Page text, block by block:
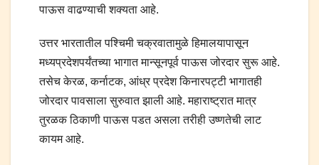
पाऊस वाढण्याची शक्यता आहे.
उत्तर भारतातील पश्चिमी चक्रवातामुळे हिमालयापासून
मध्यप्रदेशपर्यंतच्या भागात मान्सूनपूर्व पाऊस जोरदार सुरू आहे.
तसेच केरळ, कर्नाटक, आंध्र प्रदेश किनारपट्टी भागातही
जोरदार पावसाला सुरुवात झाली आहे. महाराष्ट्रात मात्र
तुरळक ठिकाणी पाऊस पडत असला तरीही उष्णतेची लाट
कायम आहे.